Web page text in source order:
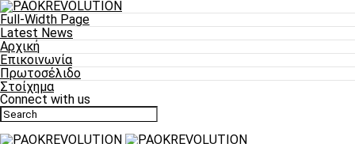
Full-Width Page
Latest News
Αρχική
Επικοινωνία
Πρωτοσέλιδο
Στοίχημα
Connect with us